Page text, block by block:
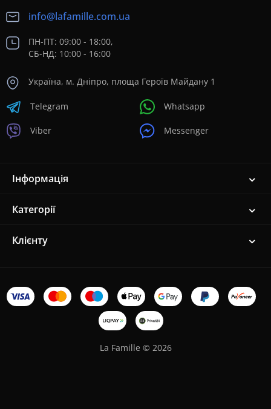
info@lafamille.com.ua
ПН-ПТ: 09:00 - 18:00,
СБ-НД: 10:00 - 16:00
Україна, м. Дніпро, площа Героїв Майдану 1
Telegram
Viber
Whatsapp
Messenger
Інформація
Категорії
Клієнту
La Famille © 2026